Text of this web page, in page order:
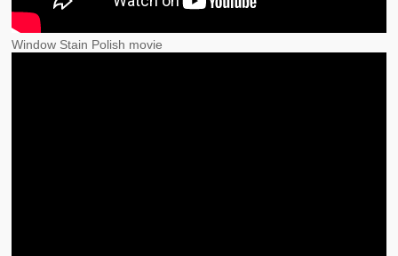
Window Stain Polish movie